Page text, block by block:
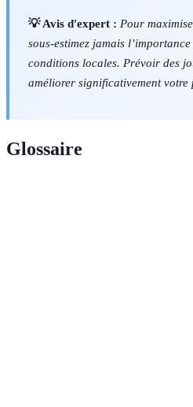
💡 Avis d'expert : Pour
sous-estimez jamais
conditions locales. Prévoir des
améliorer significativement votre
Glossaire